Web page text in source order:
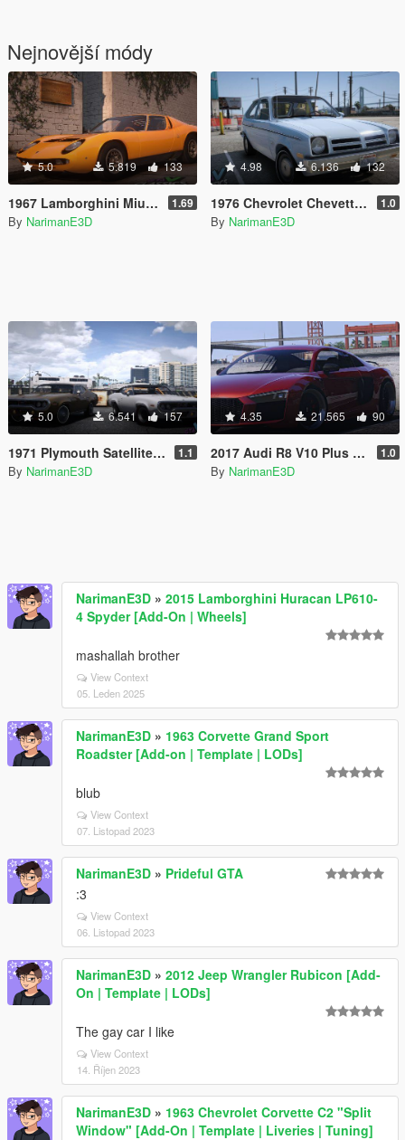
Nejnovější módy
5.0 5.819 133
1967 Lamborghini Miura P400 [Add-On | LODs | Template | VehFuncsV] 1.69
By NarimanE3D
4.98 6.136 132
1976 Chevrolet Chevette [Add-On | Tuning | LODs | Sounds | VehFuncs V] 1.0
By NarimanE3D
5.0 6.541 157
1971 Plymouth Satellite Sebring [Add-On | LODs | Extras] 1.1
By NarimanE3D
4.35 21.565 90
2017 Audi R8 V10 Plus [ Add-On | OIV ] 1.0
By NarimanE3D
NarimanE3D » 2015 Lamborghini Huracan LP610-
4 Spyder [Add-On | Wheels]
mashallah brother
View Context
05. Leden 2025
NarimanE3D » 1963 Corvette Grand Sport
Roadster [Add-on | Template | LODs]
blub
View Context
07. Listopad 2023
NarimanE3D » Prideful GTA
:3
View Context
06. Listopad 2023
NarimanE3D » 2012 Jeep Wrangler Rubicon [Add-
On | Template | LODs]
The gay car I like
View Context
14. Říjen 2023
NarimanE3D » 1963 Chevrolet Corvette C2 "Split
Window" [Add-On | Template | Liveries | Tuning]